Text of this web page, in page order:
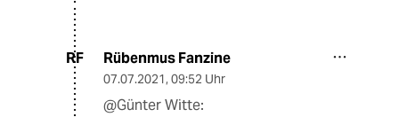
RF Rübenmus Fanzine
07.07.2021, 09:52 Uhr
@Günter Witte: